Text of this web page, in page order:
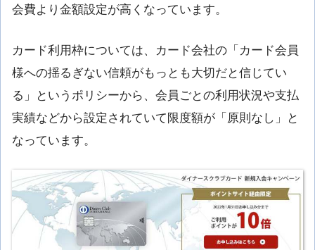
会費より金額設定が高くなっています。
カード利用枠については、カード会社の「カード会員
様への揺るぎない信頼がもっとも大切だと信じてい
る」というポリシーから、会員ごとの利用状況や支払
実績などから設定されていて限度額が「原則なし」と
なっています。